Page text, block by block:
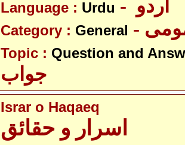
Language : Urdu
Category : General
Topic : Question and
جواب
Israr o Haqaeq
اسرار و حقائق